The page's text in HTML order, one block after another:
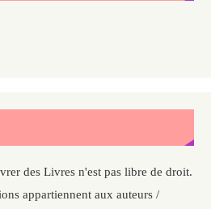
des Livres n'est pas libre de droit.
appartiennent aux auteurs /